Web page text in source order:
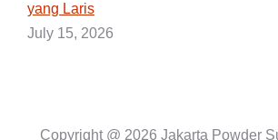
yang Laris
July 15, 2026
Copyright @ 2026 Jakarta Powder